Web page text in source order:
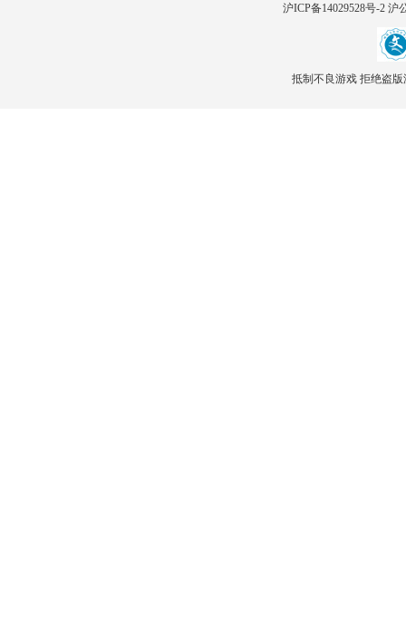
沪ICP备14029528号-2 沪
抵制不良游戏 拒绝盗